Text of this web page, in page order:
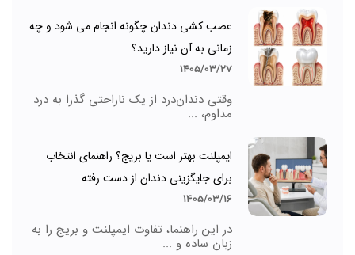
عصب کشی دندان چگونه انجام می شود و چه
زمانی به آن نیاز دارید؟
1405/03/27
وقتی دندان‌درد از یک ناراحتی گذرا به درد
مداوم، ...
ایمپلنت بهتر است یا بریج؟ راهنمای انتخاب
برای جایگزینی دندان از دست رفته
1405/03/16
در این راهنما، تفاوت ایمپلنت و بریج را به
زبان ساده و ...